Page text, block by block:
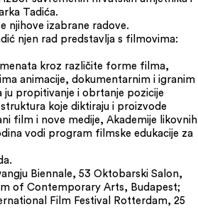
Tadića.
njihove izabrane radove.
njen rad predstavlja s filmovima:
kroz različite forme filma,
animacije, dokumentarnim i igranim
propitivanje i obrtanje pozicije
koje diktiraju i proizvode
film i nove medije, Akademije likovnih
vodi program filmske edukacije za
Biennale, 53 Oktobarski Salon,
of Contemporary Arts, Budapest;
Film Festival Rotterdam, 25